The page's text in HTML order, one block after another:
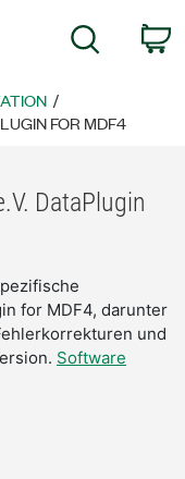
Suche
FOR MDF4
DataPlugin
for MDF4, darunter
und
Software